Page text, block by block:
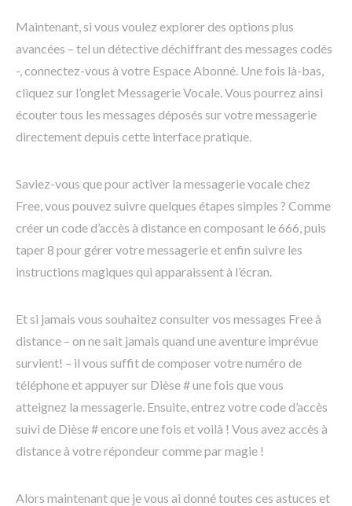
Maintenant, si vous voulez explorer des options plus
avancées – tel un détective déchiffrant des messages codés
-, connectez-vous à votre Espace Abonné. Une fois là-bas,
cliquez sur l’onglet Messagerie Vocale. Vous pourrez ainsi
écouter tous les messages déposés sur votre messagerie
directement depuis cette interface pratique.
Saviez-vous que pour activer la messagerie vocale chez
Free, vous pouvez suivre quelques étapes simples ? Comme
créer un code d’accès à distance en composant le 666, puis
taper 8 pour gérer votre messagerie et enfin suivre les
instructions magiques qui apparaissent à l’écran.
Et si jamais vous souhaitez consulter vos messages Free à
distance – on ne sait jamais quand une aventure imprévue
survient! – il vous suffit de composer votre numéro de
téléphone et appuyer sur Dièse # une fois que vous
atteignez la messagerie. Ensuite, entrez votre code d’accès
suivi de Dièse # encore une fois et voilà ! Vous avez accès à
distance à votre répondeur comme par magie !
Alors maintenant que je vous ai donné toutes ces astuces et